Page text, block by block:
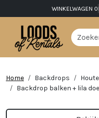
WINKELWAGEN 0
Home Backdrops
Backdrop balken + lila